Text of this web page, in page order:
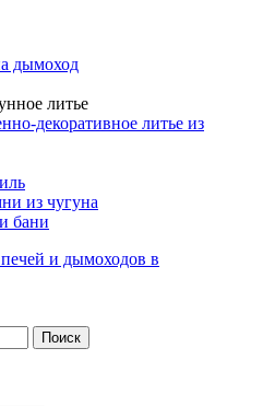
дымоход
литье
декоративное литье из
из чугуна
бани
Поиск